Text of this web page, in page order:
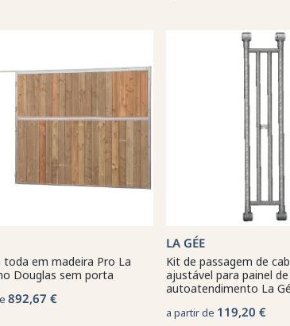
toda em madeira Pro La
Douglas sem porta
892,67 €
LA GÉE
Kit de passagem de
ajustável para painel de
autoatendimento La
a partir de 119,20 €